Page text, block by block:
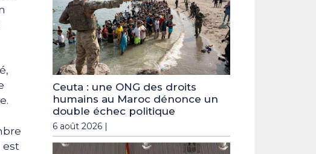
est
Ceuta : une ONG des droits
humains au Maroc dénonce un
double échec politique
6 août 2026 |